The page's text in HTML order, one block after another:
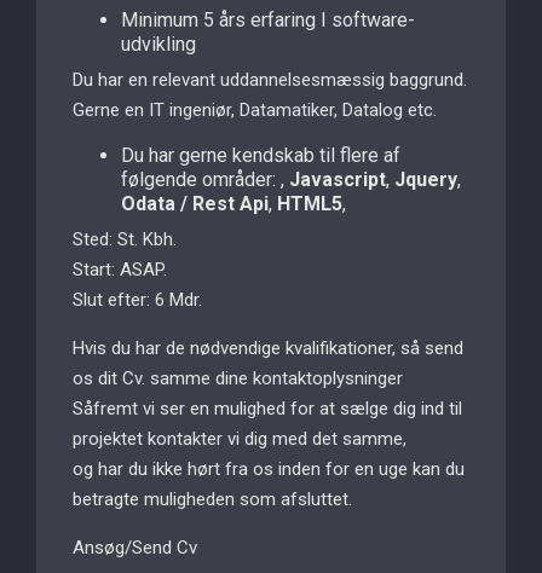
Minimum 5 års erfaring I software-
udvikling
Du har en relevant uddannelsesmæssig baggrund.
Gerne en IT ingeniør, Datamatiker, Datalog etc.
Du har gerne kendskab til flere af
følgende områder: , Javascript, Jquery,
Odata / Rest Api, HTML5,
Sted: St. Kbh.
Start: ASAP.
Slut efter: 6 Mdr.
Hvis du har de nødvendige kvalifikationer, så send
os dit Cv. samme dine kontaktoplysninger
Såfremt vi ser en mulighed for at sælge dig ind til
projektet kontakter vi dig med det samme,
og har du ikke hørt fra os inden for en uge kan du
betragte muligheden som afsluttet.
Ansøg/Send Cv